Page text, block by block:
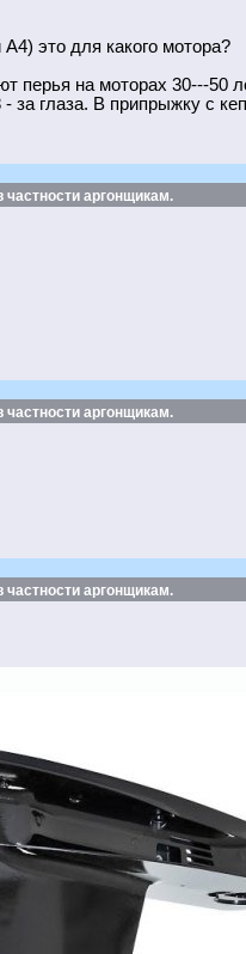
это для какого мотора?
перья на моторах 30---50
за глаза. В припрыжку с
аргонщикам.
аргонщикам.
аргонщикам.